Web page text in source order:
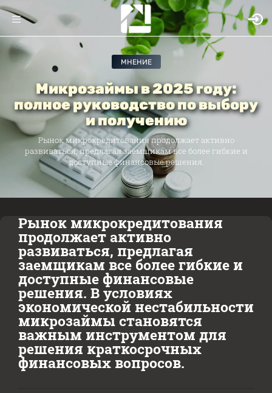
МНЕНИЕ
Микрозаймы в 2025 году:
полное руководство по выбору
и получению
Рынок микрокредитования продолжает активно
развиваться, предлагая заемщикам все более гибкие и
доступные финансовые решения.
Рынок микрокредитования
продолжает активно
развиваться, предлагая
заемщикам все более гибкие и
доступные финансовые
решения. В условиях
экономической нестабильности
микрозаймы становятся
важным инструментом для
решения краткосрочных
финансовых вопросов.